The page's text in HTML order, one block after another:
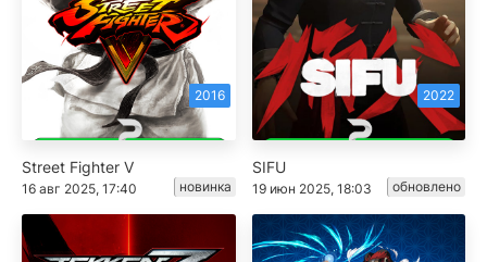
2016
Street Fighter V
16 авг 2025, 17:40 новинка
2022
SIFU
19 июн 2025, 18:03 обновлено